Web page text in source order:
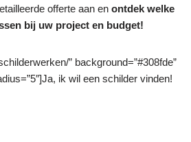
offerte aan en ontdek welke
bij uw project en budget!
” background=”#308fde”
ik wil een schilder vinden!